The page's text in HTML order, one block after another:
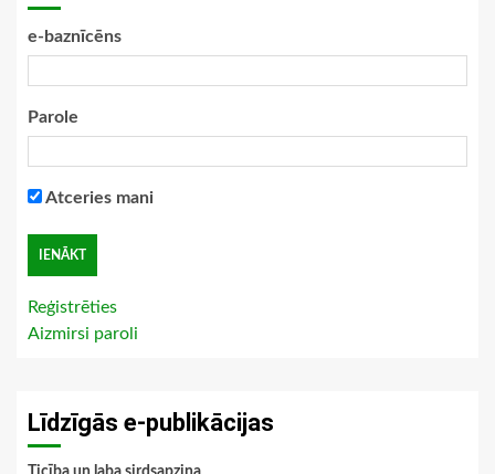
e-baznīcēns
Parole
Atceries mani
Reģistrēties
Aizmirsi paroli
Līdzīgās e-publikācijas